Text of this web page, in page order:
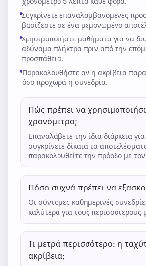
Συγκρίνετε επαναλαμβανόμενες
βασίζεστε σε ένα μεμονωμένο
Χρησιμοποιήστε μαθήματα για να
αδύναμα πλήκτρα πριν από την
προσπάθεια.
Παρακολουθήστε αν η ακρίβεια
όσο προχωρά η συνεδρία.
Πώς πρέπει να
χρονόμετρο;
Επαναλάβετε την ίδια διάρκεια
συγκρίνετε δίκαια τα
παρακολουθείτε την πρόοδο με
Πόσο συχνά πρέπει να
Οι σύντομες καθημερινές
καλύτερα για τους περισσότερους
Τι μετρά περισσότερο: η
ακρίβεια;